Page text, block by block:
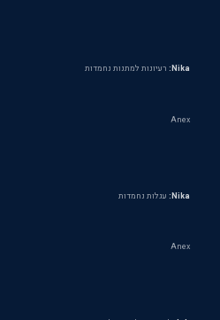
Nika: רעיונות למתנות נחמדות
Anex
Nika: עגלות נחמדות
Anex